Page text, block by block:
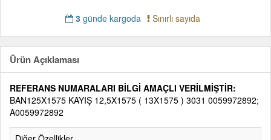
3günde kargoda Sınırlı sayıda
Ürün Açıklaması
REFERANS NUMARALARI BİLGİ AMAÇLI VERİLMİŞTİR:
BAN125X1575 KAYIŞ 12,5X1575 ( 13X1575 ) 3031 0059972892;
A0059972892